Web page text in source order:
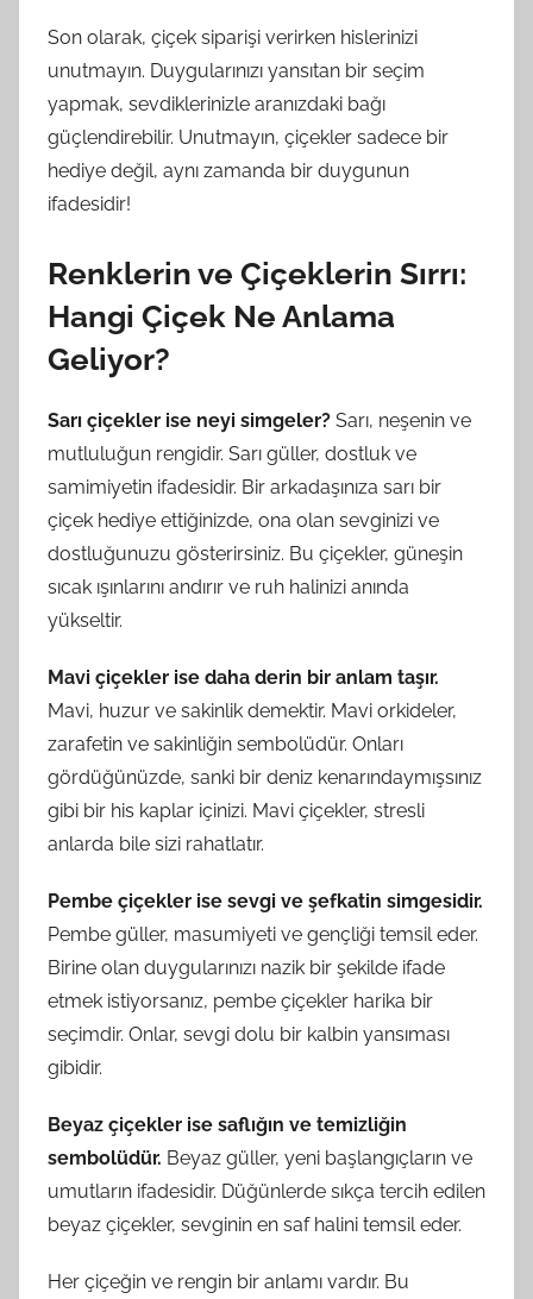
Son olarak, çiçek siparişi verirken hislerinizi
unutmayın. Duygularınızı yansıtan bir seçim
yapmak, sevdiklerinizle aranızdaki bağı
güçlendirebilir. Unutmayın, çiçekler sadece bir
hediye değil, aynı zamanda bir duygunun
ifadesidir!
Renklerin ve Çiçeklerin Sırrı:
Hangi Çiçek Ne Anlama
Geliyor?
Sarı çiçekler ise neyi simgeler? Sarı, neşenin ve
mutluluğun rengidir. Sarı güller, dostluk ve
samimiyetin ifadesidir. Bir arkadaşınıza sarı bir
çiçek hediye ettiğinizde, ona olan sevginizi ve
dostluğunuzu gösterirsiniz. Bu çiçekler, güneşin
sıcak ışınlarını andırır ve ruh halinizi anında
yükseltir.
Mavi çiçekler ise daha derin bir anlam taşır.
Mavi, huzur ve sakinlik demektir. Mavi orkideler,
zarafetin ve sakinliğin sembolüdür. Onları
gördüğünüzde, sanki bir deniz kenarındaymışsınız
gibi bir his kaplar içinizi. Mavi çiçekler, stresli
anlarda bile sizi rahatlatır.
Pembe çiçekler ise sevgi ve şefkatin simgesidir.
Pembe güller, masumiyeti ve gençliği temsil eder.
Birine olan duygularınızı nazik bir şekilde ifade
etmek istiyorsanız, pembe çiçekler harika bir
seçimdir. Onlar, sevgi dolu bir kalbin yansıması
gibidir.
Beyaz çiçekler ise saflığın ve temizliğin
sembolüdür. Beyaz güller, yeni başlangıçların ve
umutların ifadesidir. Düğünlerde sıkça tercih edilen
beyaz çiçekler, sevginin en saf halini temsil eder.
Her çiçeğin ve rengin bir anlamı vardır. Bu